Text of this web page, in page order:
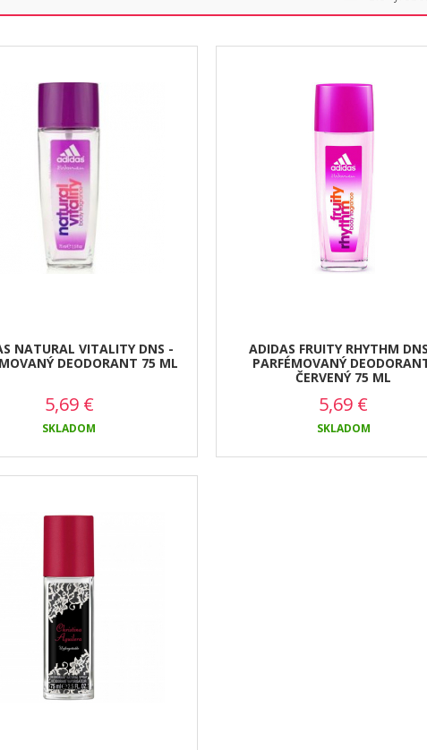
NATURAL VITALITY DNS -
DEODORANT 75 ML
5,69 €
SKLADOM
ADIDAS FRUITY RHYTHM
PARFÉMOVANÝ
ČERVENÝ 75 ML
5,69 €
SKLADOM